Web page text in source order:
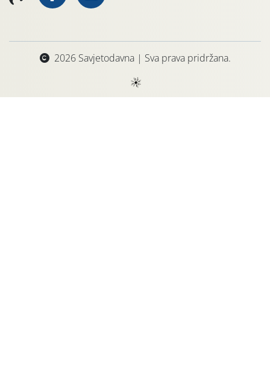
2026 Savjetodavna | Sva prava pridržana.